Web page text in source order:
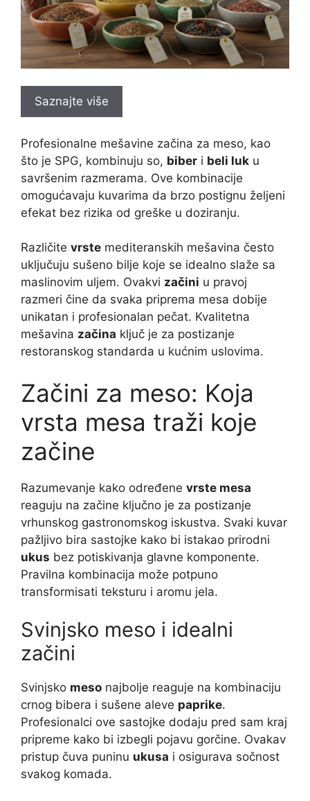
Saznajte više
Profesionalne mešavine začina za meso, kao
što je SPG, kombinuju so, biber i beli luk u
savršenim razmerama. Ove kombinacije
omogućavaju kuvarima da brzo postignu željeni
efekat bez rizika od greške u doziranju.
Različite vrste mediteranskih mešavina često
uključuju sušeno bilje koje se idealno slaže sa
maslinovim uljem. Ovakvi začini u pravoj
razmeri čine da svaka priprema mesa dobije
unikatan i profesionalan pečat. Kvalitetna
mešavina začina ključ je za postizanje
restoranskog standarda u kućnim uslovima.
Začini za meso: Koja
vrsta mesa traži koje
začine
Razumevanje kako određene vrste mesa
reaguju na začine ključno je za postizanje
vrhunskog gastronomskog iskustva. Svaki kuvar
pažljivo bira sastojke kako bi istakao prirodni
ukus bez potiskivanja glavne komponente.
Pravilna kombinacija može potpuno
transformisati teksturu i aromu jela.
Svinjsko meso i idealni
začini
Svinjsko meso najbolje reaguje na kombinaciju
crnog bibera i sušene aleve paprike.
Profesionalci ove sastojke dodaju pred sam kraj
pripreme kako bi izbegli pojavu gorčine. Ovakav
pristup čuva puninu ukusa i osigurava sočnost
svakog komada.